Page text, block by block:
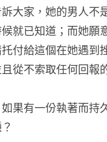
大家，她的男人不
就已知道；而她願
托付給這個在她遇到
從不索取任何回報
果有一份執著而持